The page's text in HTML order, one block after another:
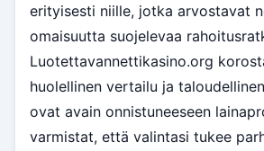
erityisesti niille, jotka arvostavat
omaisuutta suojelevaa
Luotettavannettikasino.org
huolellinen vertailu ja
ovat avain onnistuneeseen
varmistat, että valintasi tukee